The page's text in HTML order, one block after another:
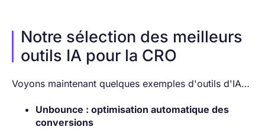
Notre sélection des meilleurs
outils IA pour la CRO
Voyons maintenant quelques exemples d'outils d'IA…
Unbounce : optimisation automatique des
conversions